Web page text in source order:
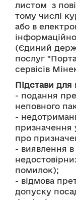
листом  з
тому числі
або в
(Єдиний
послуг
сервісів
Підстави для
- подання
неповного
-
призначення
про
- виявлення в
помилок);
- відмова
допуску